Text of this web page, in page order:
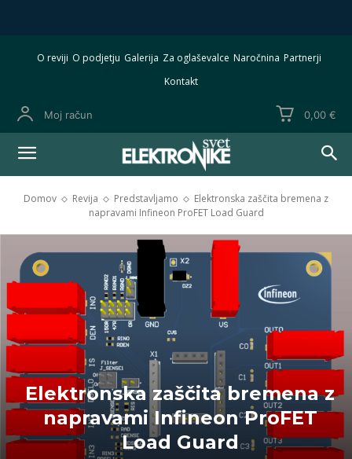
O reviji O podjetju Galerija Za oglaševalce Naročnina Partnerji
Kontakt
Moj račun 0,00 €
Domov Revija Predstavljamo
Elektronska zaščita bremena z
napravami Infineon ProFET Load Guard
Elektronska zaščita bremena z
napravami Infineon ProFET
Load Guard